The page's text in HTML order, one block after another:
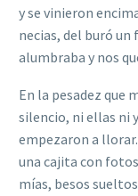
y se vinieron
necias, del buró un
alumbraba y nos
En la pesadez que
silencio, ni ellas ni
empezaron a
una cajita con
mías, besos